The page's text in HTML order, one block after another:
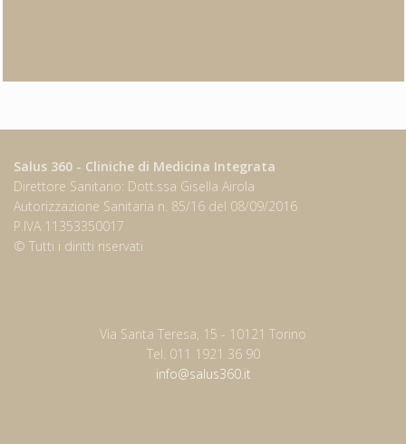
Salus 360 - Cliniche di Medicina Integrata
Direttore Sanitario: Dott.ssa Gisella Airola
Autorizzazione Sanitaria n. 85/16 del 08/09/2016
P.IVA 11353350017
© Tutti i diritti riservati
Via Santa Teresa, 15 - 10121 Torino
Tel. 011 1921 36 90
info@salus360.it